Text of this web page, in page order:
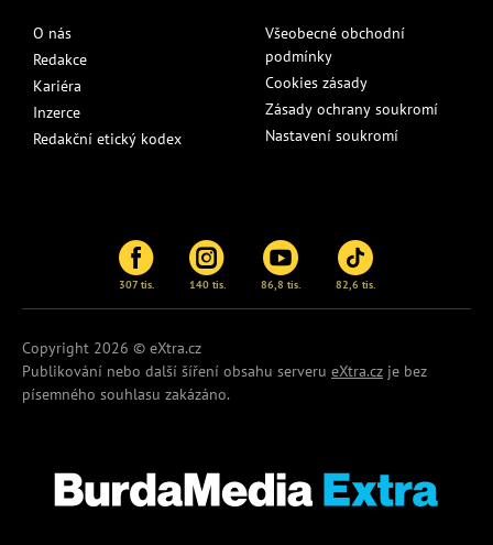
O nás
Redakce
Kariéra
Inzerce
Redakční etický kodex
Všeobecné obchodní
podmínky
Cookies zásady
Zásady ochrany soukromí
Nastavení soukromí
307 tis. 140 tis. 86,8 tis. 82,6 tis.
Copyright 2026 © eXtra.cz
Publikování nebo další šíření obsahu serveru eXtra.cz je bez
písemného souhlasu zakázáno.